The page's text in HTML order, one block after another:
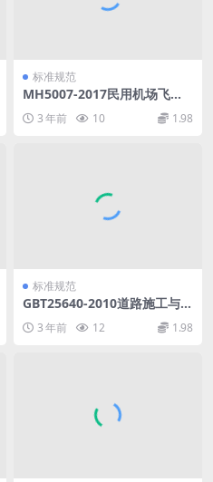
标准规范
MH5007-2017民用机场飞行
区场道工程质量检验评定标准.
pdf3 年前 10 1.98
标准规范
GBT25640-2010道路施工与养
护机械设备沥青混凝土路面摊
铺作业机群智能化信息交换.p
3 年前 12 1.98